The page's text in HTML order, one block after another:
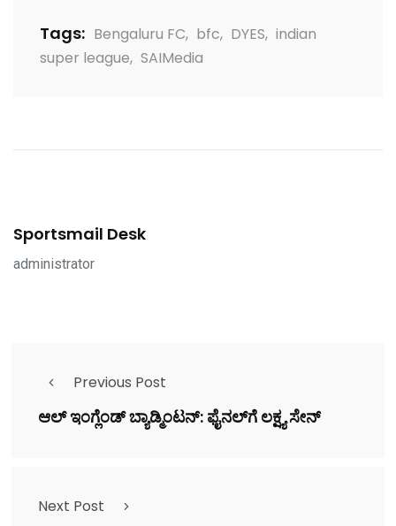
Tags: Bengaluru FC, bfc, DYES, indian
super league, SAIMedia
Sportsmail Desk
administrator
Previous Post
ಆಲ್‌ ಇಂಗ್ಲೆಂಡ್‌ ಬ್ಯಾಡ್ಮಿಂಟನ್:‌ ಫೈನಲ್‌ಗೆ ಲಕ್ಷ್ಯ ಸೇನ್‌
Next Post